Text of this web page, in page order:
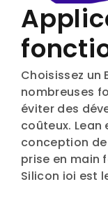
Choisissez un
nombreuses
éviter des
coûteux.
conception de
prise en main
Silicon ioi est